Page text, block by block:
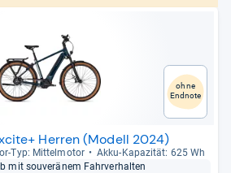
ohne
Endnote
Herren (Modell 2024)
​Typ: Mit­tel­mo­tor
Akku-​Kapa­zi­tät: 625 Wh
mit sou­ve­rä­nem Fahr­ver­hal­ten